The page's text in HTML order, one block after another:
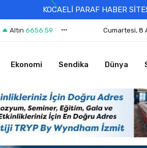
KOCAELİ PARAF HABER
Altın 6656.59 Cumartesi, 8
Ekonomi Sendika Dünya